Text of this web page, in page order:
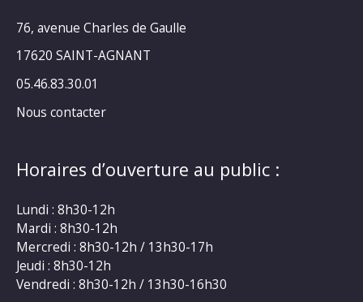
76, avenue Charles de Gaulle
17620 SAINT-AGNANT
05.46.83.30.01
Nous contacter
Horaires d’ouverture au public :
Lundi : 8h30-12h
Mardi : 8h30-12h
Mercredi : 8h30-12h / 13h30-17h
Jeudi : 8h30-12h
Vendredi : 8h30-12h / 13h30-16h30